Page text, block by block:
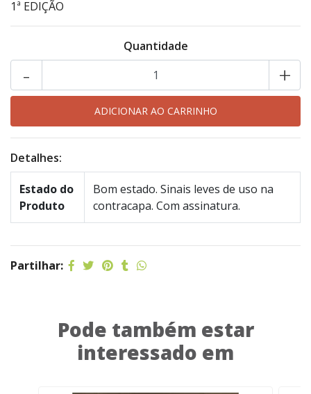
1ª EDIÇÃO
Quantidade
+
-
Detalhes:
Estado do
Produto
Bom estado. Sinais leves de uso na
contracapa. Com assinatura.
Partilhar:
Pode também estar
interessado em